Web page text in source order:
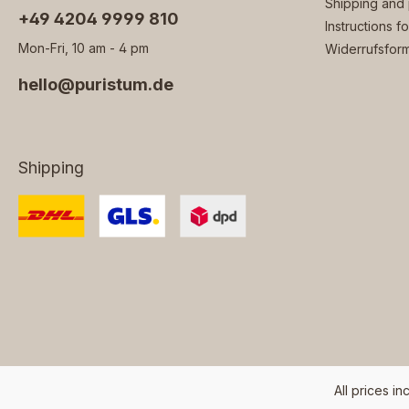
‭+49 4204 9999 810
Mon-Fri, 10 am - 4 pm
hello@puristum.de
Instructions
Shipping
All prices